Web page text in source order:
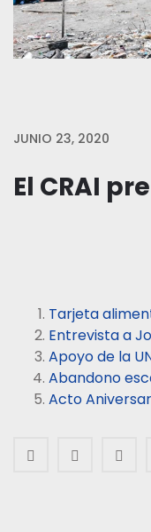
JUNIO 23, 2020
El CRAI
Tarjeta
Entrevista a
Apoyo de la
Abandono
Acto